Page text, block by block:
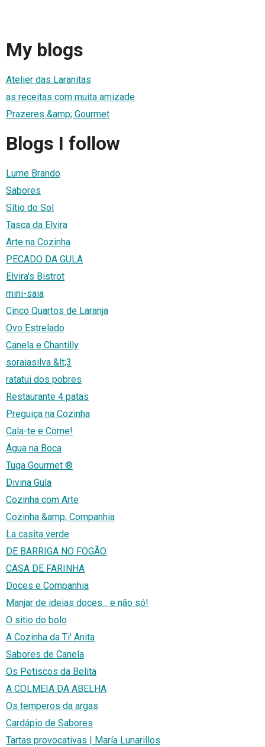
My blogs
Atelier das Laranitas
as receitas com muita amizade
Prazeres &amp; Gourmet
Blogs I follow
Lume Brando
Sabores
Sítio do Sol
Tasca da Elvira
Arte na Cozinha
PECADO DA GULA
Elvira's Bistrot
mini-saia
Cinco Quartos de Laranja
Ovo Estrelado
Canela e Chantilly
soraiasilva &lt;3
ratatui dos pobres
Restaurante 4 patas
Preguiça na Cozinha
Cala-te e Come!
Água na Boca
Tuga Gourmet ®
Divina Gula
Cozinha com Arte
Cozinha &amp; Companhia
La casita verde
DE BARRIGA NO FOGÃO
CASA DE FARINHA
Doces e Companhia
Manjar de ideias doces... e não só!
O sitio do bolo
A Cozinha da Ti' Anita
Sabores de Canela
Os Petiscos da Belita
A COLMEIA DA ABELHA
Os temperos da argas
Cardápio de Sabores
Tartas provocativas | María Lunarillos